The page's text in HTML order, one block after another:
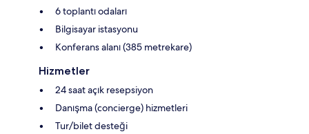
6 toplantı odaları
Bilgisayar istasyonu
Konferans alanı (385 metrekare)
Hizmetler
24 saat açık resepsiyon
Danışma (concierge) hizmetleri
Tur/bilet desteği